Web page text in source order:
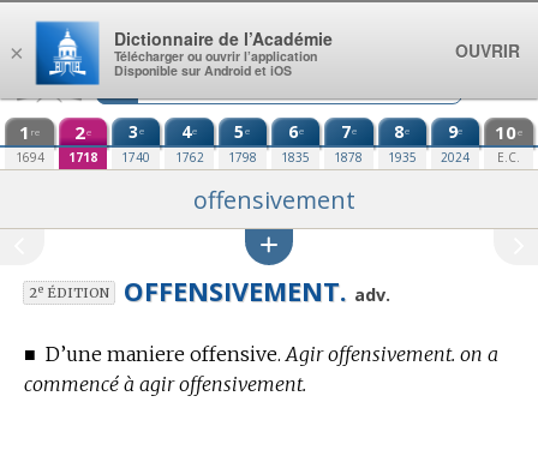
Aller au contenu
1 re
1694
2e
1718
3e
1740
4e
1762
5e
1798
6e
1835
7e
1878
8e
1935
9e
2024
10e
E.C.
offensivement
2eÉDITION OFFENSIVEMENT. adv.
■ D’une maniere offensive. Agir offensivement. on a
commencé à agir offensivement.
×
Dictionnaire de l’Académie
Télécharger ou ouvrir l’application
Disponible sur Android et iOS
OUVRIR